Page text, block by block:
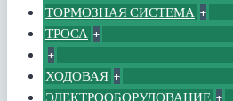
ТОРМОЗНАЯ СИСТЕМА +
ТРОСА +
+
ХОДОВАЯ +
ЭЛЕКТРООБОРУДОВАНИЕ +